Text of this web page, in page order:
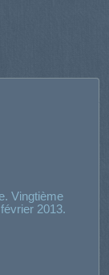
Vingtième
2013.